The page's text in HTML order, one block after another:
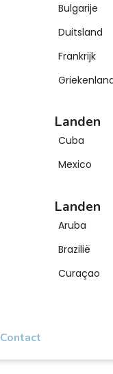
Bulgarije
Duitsland
Frankrijk
Landen
Cuba
Mexico
Landen
Aruba
Brazilië
Curaçao
Contact